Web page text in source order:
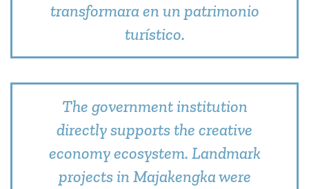
transformara en un patrimonio
turístico.
The government institution
directly supports the creative
economy ecosystem. Landmark
projects in Majakengka were